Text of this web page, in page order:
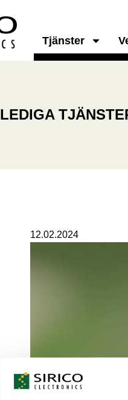
Tjänster
LEDIGA
12.02.2024